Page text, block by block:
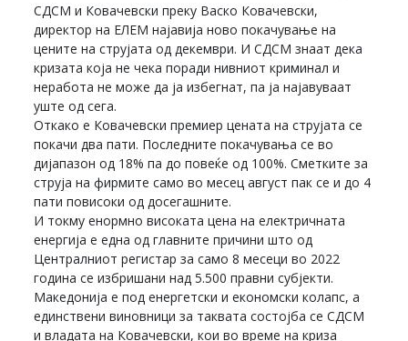
СДСМ и Ковачевски преку Васко Ковачевски,
директор на ЕЛЕМ најавија ново покачување на
цените на струјата од декември. И СДСМ знаат дека
кризата која не чека поради нивниот криминал и
неработа не може да ја избегнат, па ја најавуваат
уште од сега.
Откако е Ковачевски премиер цената на струјата се
покачи два пати. Последните покачувања се во
дијапазон од 18% па до повеќе од 100%. Сметките за
струја на фирмите само во месец август пак се и до 4
пати повисоки од досегашните.
И токму енормно високата цена на електричната
енергија е една од главните причини што од
Централниот регистар за само 8 месеци во 2022
година се избришани над 5.500 правни субјекти.
Македонија е под енергетски и економски колапс, а
единствени виновници за таквата состојба се СДСМ
и владата на Ковачевски, кои во време на криза